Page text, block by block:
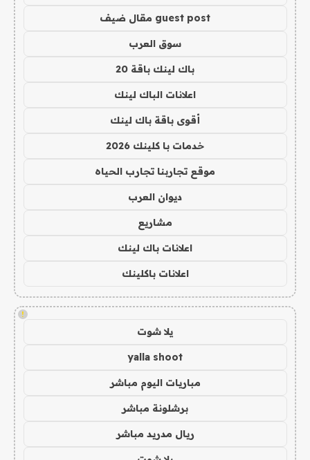
guest post مقال ضيف
سوق العرب
باك لينك باقة 20
اعلانات الباك لينك
أقوى باقة باك لينك
خدمات با كلينك 2026
موقع تجاربنا تجارب الحياه
ديوان العرب
مشاريع
اعلانات باك لينك
اعلانات باكلينك
!
يلا شوت
yalla shoot
مباريات اليوم مباشر
برشلونة مباشر
ريال مدريد مباشر